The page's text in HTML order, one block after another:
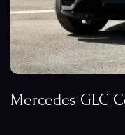
Mercedes GLC